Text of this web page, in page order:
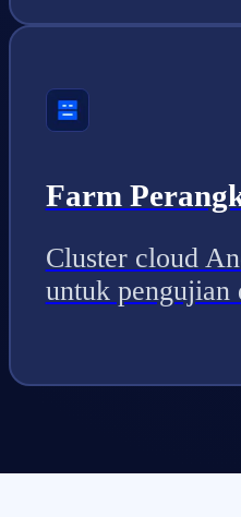
Farm
Cluster cloud
untuk pengujian